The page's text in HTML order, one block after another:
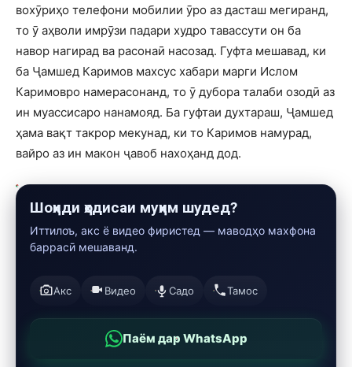
вохӯриҳо телефони мобилии ӯро аз дасташ мегиранд,
то ӯ аҳволи имрӯзи падари худро тавассути он ба
навор нагирад ва расонаӣ насозад. Гуфта мешавад, ки
ба Ҷамшед Каримов махсус хабари марги Ислом
Каримовро намерасонанд, то ӯ дубора талаби озодӣ аз
ин муассисаро нанамояд. Ба гуфтаи духтараш, Ҷамшед
ҳама вақт такрор мекунад, ки то Каримов намурад,
вайро аз ин макон ҷавоб нахоҳанд дод.
Шоҳиди ҳодисаи муҳим шудед?
Иттилоъ, акс ё видео фиристед — маводҳо махфона
баррасӣ мешаванд.
Акс Видео Садо Тамос
Паём дар WhatsApp